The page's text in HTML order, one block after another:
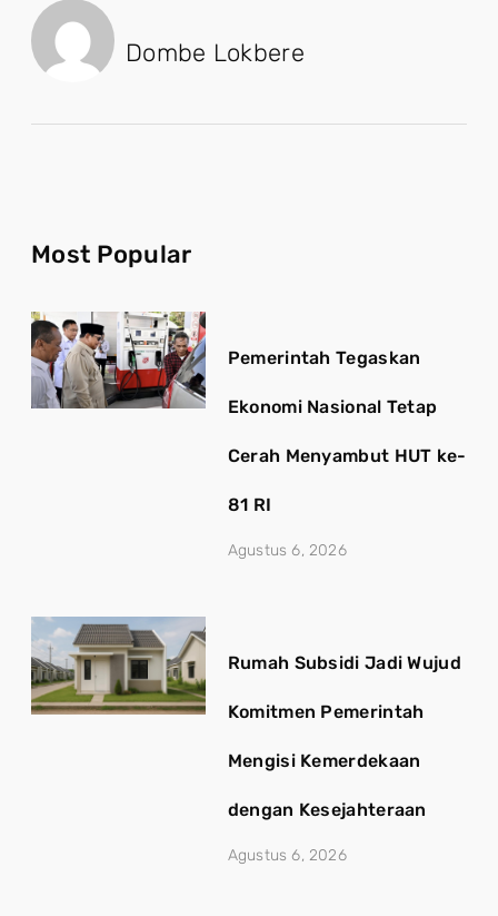
Dombe Lokbere
Most Popular
Pemerintah Tegaskan
Ekonomi Nasional Tetap
Cerah Menyambut HUT ke-
81 RI
Agustus 6, 2026
Rumah Subsidi Jadi Wujud
Komitmen Pemerintah
Mengisi Kemerdekaan
dengan Kesejahteraan
Agustus 6, 2026